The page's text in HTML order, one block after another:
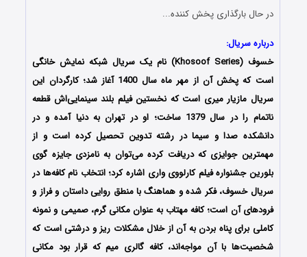
در حال بارگذاری پخش کننده...
درباره سریال:
خسوف (Khosoof Series) نام یک سریال شبکه نمایش خانگی
است که پخش آن از مهر ماه سال 1400 آغاز شد؛ کارگردان این
سریال مازیار میری است که نخستین فیلم بلند سینمایی‌اش قطعه
ناتمام را در سال 1379 ساخت؛ او در تهران به دنیا آمده و در
دانشکده صدا و سیما در رشته تدوین تحصیل کرده است و از
مهمترین جوایزی که دریافت کرده می‌توان به نامزدی جایزه گوی
بلورین جشنواره فیلم کارلووی واری اشاره کرد؛ انتخاب نام کافه‌ها در
سریال خسوف، فکر شده و هماهنگ با منطق روایی داستان و فراز و
فرودهای آن است؛ کافه مهتاب به‌ عنوان مکانی گرم، صمیمی و نمونه
کاملی برای پناه بردن به آن از خلال مشکلات ریز و درشتی است که
شخصیت‌ها با آن مواجه‌اند، کافه گالری میم که قرار بود مکانی